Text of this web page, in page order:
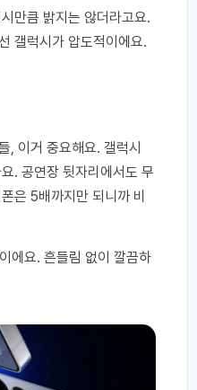
만큼 밝지는 않더라고요.
갤럭시가 압도적이에요.
, 이거 중요해요. 갤럭시
. 공연장 뒷자리에서도 무
은 5배까지만 되니까 비
에요. 흔들림 없이 깔끔하